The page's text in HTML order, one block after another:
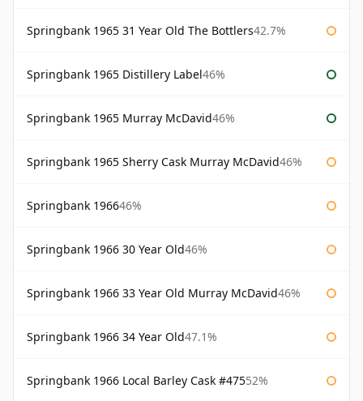
Springbank 1965 31 Year Old The Bottlers42.7%
Springbank 1965 Distillery Label46%
Springbank 1965 Murray McDavid46%
Springbank 1965 Sherry Cask Murray McDavid46%
Springbank 196646%
Springbank 1966 30 Year Old46%
Springbank 1966 33 Year Old Murray McDavid46%
Springbank 1966 34 Year Old47.1%
Springbank 1966 Local Barley Cask #47552%